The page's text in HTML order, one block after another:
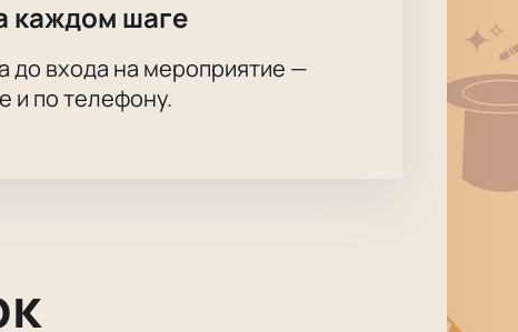
каждом шаге
до входа на мероприятие —
и по телефону.